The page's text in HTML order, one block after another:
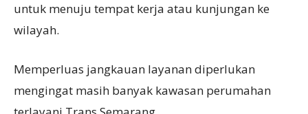
untuk menuju tempat kerja atau kunjungan ke
wilayah.
Memperluas jangkauan layanan diperlukan
mengingat masih banyak kawasan perumahan